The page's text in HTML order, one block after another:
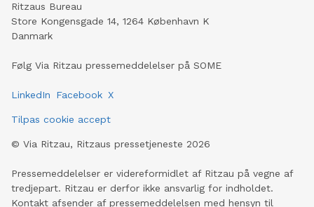
Ritzaus Bureau
Store Kongensgade 14, 1264 København K
Danmark
Følg Via Ritzau pressemeddelelser på SOME
LinkedIn Facebook X
Tilpas cookie accept
© Via Ritzau, Ritzaus pressetjeneste 2026
Pressemeddelelser er videreformidlet af Ritzau på vegne af
tredjepart. Ritzau er derfor ikke ansvarlig for indholdet.
Kontakt afsender af pressemeddelelsen med hensyn til